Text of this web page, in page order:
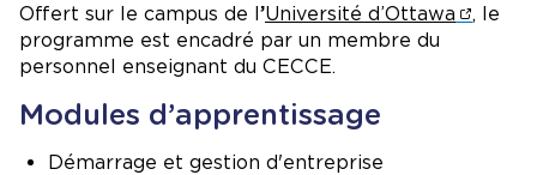
Offert sur le campus de l’Université d’Ottawa
, le
programme est encadré par un membre du
personnel enseignant du CECCE.
Modules d’apprentissage
Démarrage et gestion d'entreprise